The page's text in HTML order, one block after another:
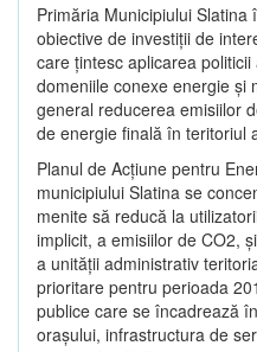
Primăria Municipiului
obiective de investiţii de
care ţintesc aplicarea
domeniile conexe energie şi
general reducerea emisiilor
de energie finală în teritoriul
Planul de Acţiune pentru
municipiului Slatina se
menite să reducă la
implicit, a emisiilor de CO2,
a unităţii administrativ
prioritare pentru perioada
publice care se încadrează
oraşului, infrastructura de